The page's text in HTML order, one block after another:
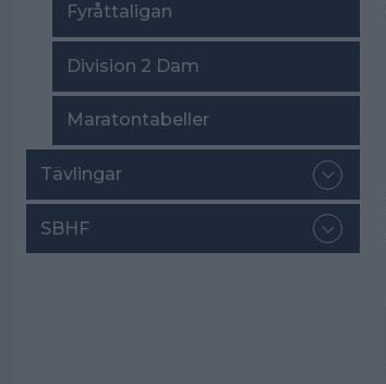
Fyråttaligan
Division 2 Dam
Maratontabeller
Tävlingar
SBHF